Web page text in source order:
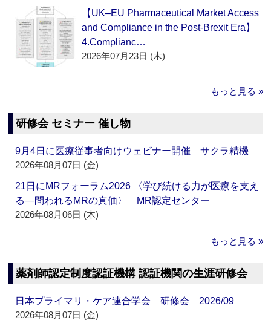
【UK–EU Pharmaceutical Market Access
and Compliance in the Post-Brexit Era】
4.Complianc…
2026年07月23日 (木)
もっと見る »
研修会 セミナー 催し物
9月4日に医療従事者向けウェビナー開催 サクラ精機
2026年08月07日 (金)
21日にMRフォーラム2026 〈学び続ける力が医療を支え
る―問われるMRの真価〉 MR認定センター
2026年08月06日 (木)
もっと見る »
薬剤師認定制度認証機構 認証機関の生涯研修会
日本プライマリ・ケア連合学会 研修会 2026/09
2026年08月07日 (金)